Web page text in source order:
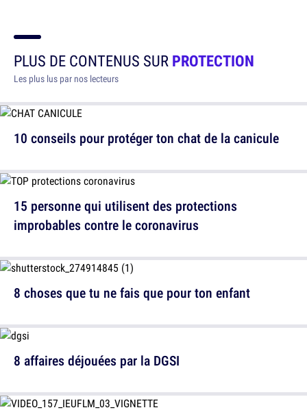
PLUS DE CONTENUS SURPROTECTION
Les plus lus par nos lecteurs
10 conseils pour protéger ton chat de la canicule
8 choses que tu ne fais que pour ton enfant
15 personne qui utilisent des protections
improbables contre le coronavirus
8 affaires déjouées par la DGSI